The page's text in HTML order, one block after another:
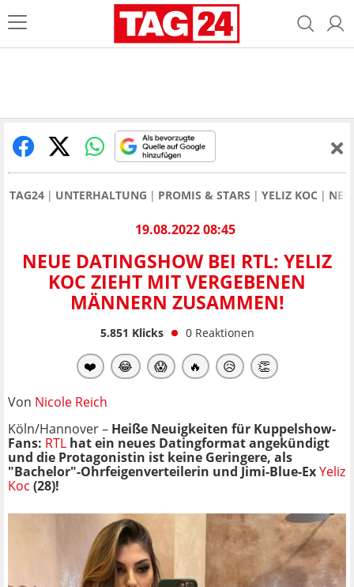
TAG24 UNTERHALTUNG PROMIS & STARS YELIZ KOC
19.08.2022 08:45
NEUE DATINGSHOW BEI RTL: YELIZ
KOC ZIEHT MIT VERGEBENEN
MÄNNERN ZUSAMMEN!
5.851 Klicks 0 Reaktionen
❤️ 😂 😱 🔥 😥 👏
Von Nicole Reich
Köln/Hannover – Heiße Neuigkeiten für Kuppelshow-
Fans: RTL hat ein neues Datingformat angekündigt
und die Protagonistin ist keine Geringere, als
"Bachelor"-Ohrfeigenverteilerin und Jimi-Blue-ExYeliz
Koc (28)!